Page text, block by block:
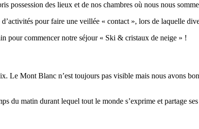
des lieux et de nos chambres où nous nous
pour faire une veillée « contact », lors de laquelle
pour commencer notre séjour « Ski & cristaux de neige » !
Mont Blanc n’est toujours pas visible mais nous avons
du matin durant lequel tout le monde s’exprime et partage